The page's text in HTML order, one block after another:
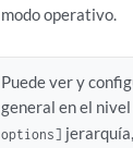
modo operativo.
Puede ver y
general en el nivel
options]